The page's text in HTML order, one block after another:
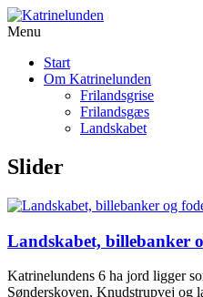
Menu
Start
Om Katrinelunden
Frilandsgrise
Frilandsgæs
Landskabet
Slider
Landskabet, billebanker
Katrinelundens 6 ha jord ligger
Sønderskoven, Knudstrupvej og